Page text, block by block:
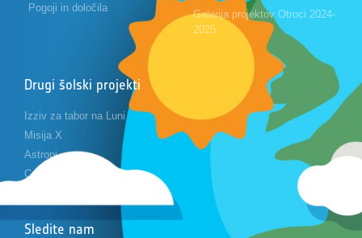
Pogoji in določila
Galerija projektov Otroci 2024-
2025
Drugi šolski projekti
Izziv za tabor na Luni
Misija X
Astropi
Cansat
Sledite nam